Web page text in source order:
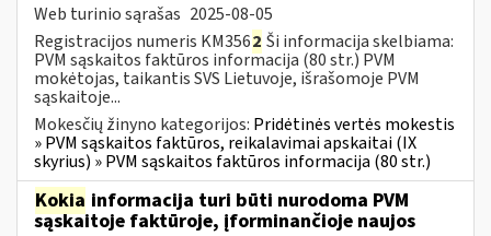
Web turinio sąrašas 2025-08-05
Registracijos numeris KM3562 Ši informacija skelbiama:
PVM sąskaitos faktūros informacija (80 str.) PVM
mokėtojas, taikantis SVS Lietuvoje, išrašomoje PVM
sąskaitoje...
Mokesčių žinyno kategorijos: Pridėtinės vertės mokestis
» PVM sąskaitos faktūros, reikalavimai apskaitai (IX
skyrius) » PVM sąskaitos faktūros informacija (80 str.)
Kokia informacija turi būti nurodoma PVM
sąskaitoje faktūroje, įforminančioje naujos